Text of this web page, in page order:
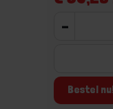
-
Bestel